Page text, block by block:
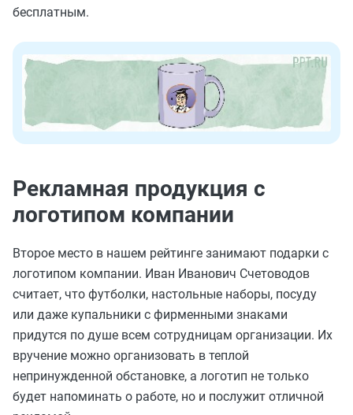
бесплатным.
Рекламная продукция с
логотипом компании
Второе место в нашем рейтинге занимают подарки с
логотипом компании. Иван Иванович Счетоводов
считает, что футболки, настольные наборы, посуду
или даже купальники с фирменными знаками
придутся по душе всем сотрудницам организации. Их
вручение можно организовать в теплой
непринужденной обстановке, а логотип не только
будет напоминать о работе, но и послужит отличной